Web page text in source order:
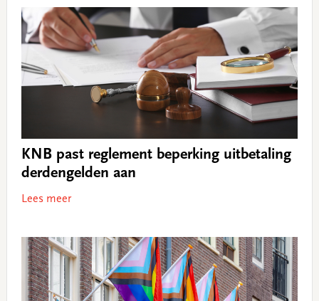
KNB past reglement beperking uitbetaling
derdengelden aan
Lees meer